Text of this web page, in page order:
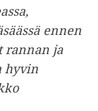
ennen
rannan ja
hyvin